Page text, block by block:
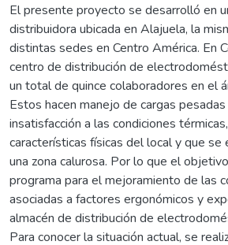
El presente proyecto se desarrolló en
distribuidora ubicada en Alajuela, la
distintas sedes en Centro América. En
centro de distribución de
un total de quince colaboradores en el
Estos hacen manejo de cargas
insatisfacción a las condiciones
características físicas del local y que se
una zona calurosa. Por lo que el
programa para el mejoramiento de las
asociadas a factores ergonómicos y
almacén de distribución de
Para conocer la situación actual, se